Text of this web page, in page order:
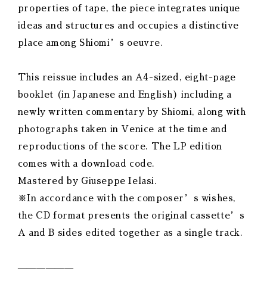
properties of tape, the piece integrates unique
ideas and structures and occupies a distinctive
place among Shiomi’s oeuvre.
This reissue includes an A4-sized, eight-page
booklet (in Japanese and English) including a
newly written commentary by Shiomi, along with
photographs taken in Venice at the time and
reproductions of the score. The LP edition
comes with a download code.
Mastered by Giuseppe Ielasi.
※In accordance with the composer’s wishes,
the CD format presents the original cassette’s
A and B sides edited together as a single track.
——————